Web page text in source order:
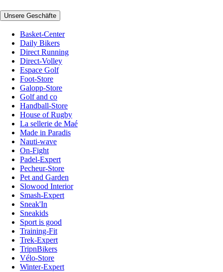
Unsere Geschäfte
Basket-Center
Daily Bikers
Direct Running
Direct-Volley
Espace Golf
Foot-Store
Galopp-Store
Golf and co
Handball-Store
House of Rugby
La sellerie de Maé
Made in Paradis
Nauti-wave
On-Fight
Padel-Expert
Pecheur-Store
Pet and Garden
Slowood Interior
Smash-Expert
Sneak'In
Sneakids
Sport is good
Training-Fit
Trek-Expert
TripnBikers
Vélo-Store
Winter-Expert